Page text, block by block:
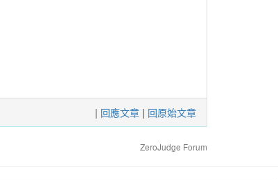
| 回應文章 | 回原始文章
ZeroJudge Forum